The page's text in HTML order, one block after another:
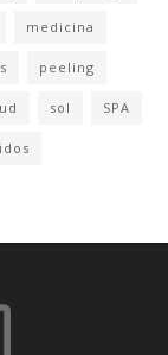
medicina
peeling
sol SPA